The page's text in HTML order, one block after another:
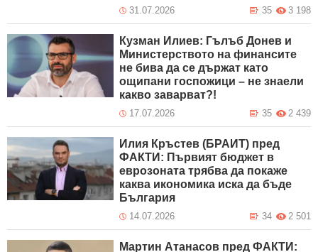
31.07.2026 3 198
35
Кузман Илиев: Гълъб Донев и
Министерството на финансите
не бива да се държат като
ощипани госпожици – не знаели
какво заварват?!
17.07.2026 2 439
35
Илия Кръстев (БРАИТ) пред
ФАКТИ: Първият бюджет в
еврозоната трябва да покаже
каква икономика иска да бъде
България
14.07.2026 2 501
34
Мартин Атанасов пред ФАКТИ: